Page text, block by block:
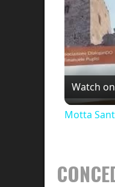
Watch on
Motta